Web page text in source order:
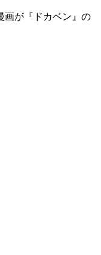
画が『ドカベン』の